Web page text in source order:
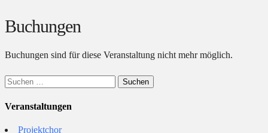
Buchungen
Buchungen sind für diese Veranstaltung nicht mehr möglich.
Suchen
nach:
Veranstaltungen
Projektchor